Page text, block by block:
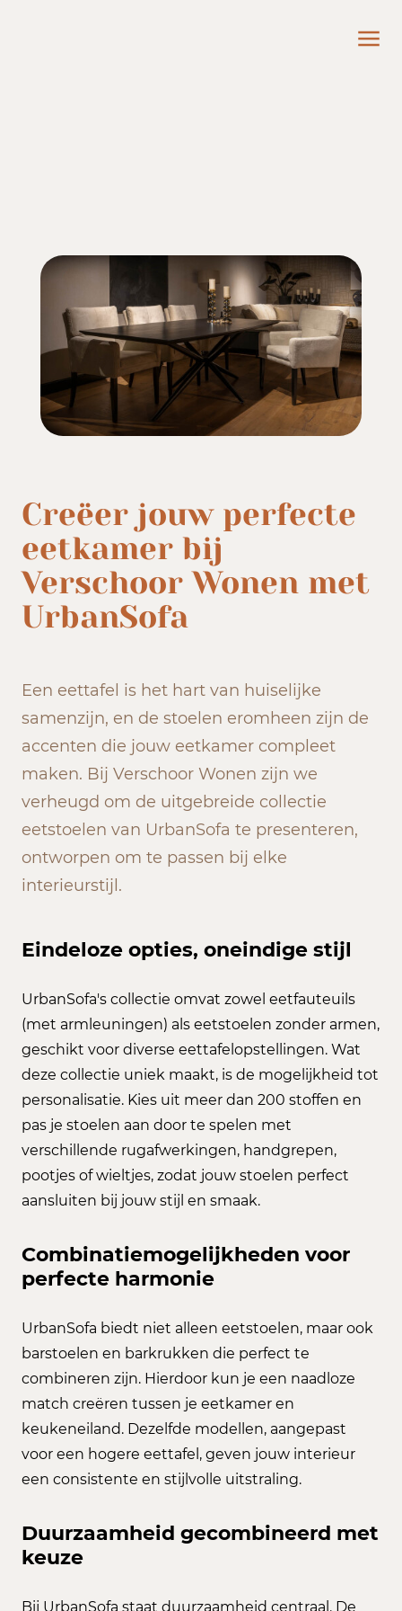
Creëer jouw perfecte
eetkamer bij
Verschoor Wonen met
UrbanSofa
Een eettafel is het hart van huiselijke
samenzijn, en de stoelen eromheen zijn de
accenten die jouw eetkamer compleet
maken. Bij Verschoor Wonen zijn we
verheugd om de uitgebreide collectie
eetstoelen van UrbanSofa te presenteren,
ontworpen om te passen bij elke
interieurstijl.
Eindeloze opties, oneindige stijl
UrbanSofa's collectie omvat zowel eetfauteuils
(met armleuningen) als eetstoelen zonder armen,
geschikt voor diverse eettafelopstellingen. Wat
deze collectie uniek maakt, is de mogelijkheid tot
personalisatie. Kies uit meer dan 200 stoffen en
pas je stoelen aan door te spelen met
verschillende rugafwerkingen, handgrepen,
pootjes of wieltjes, zodat jouw stoelen perfect
aansluiten bij jouw stijl en smaak.
Combinatiemogelijkheden voor
perfecte harmonie
UrbanSofa biedt niet alleen eetstoelen, maar ook
barstoelen en barkrukken die perfect te
combineren zijn. Hierdoor kun je een naadloze
match creëren tussen je eetkamer en
keukeneiland. Dezelfde modellen, aangepast
voor een hogere eettafel, geven jouw interieur
een consistente en stijlvolle uitstraling.
Duurzaamheid gecombineerd met
keuze
Bij UrbanSofa staat duurzaamheid centraal. De